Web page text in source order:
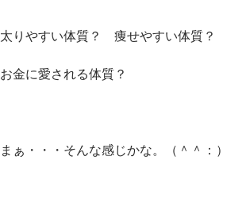
太りやすい体質？ 痩せやすい体質？
お金に愛される体質？
まぁ・・・そんな感じかな。（＾＾：）